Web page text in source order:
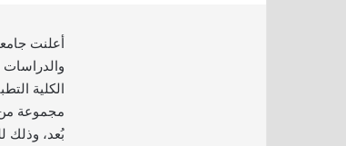
أعلنت
والدراسات
الكلية
مجموعة من
بُعد، وذلك